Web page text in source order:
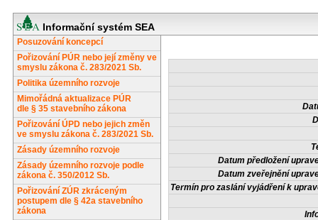
Informační systém SEA
Posuzování koncepcí
Pořizování PÚR nebo její změny ve
smyslu zákona č. 283/2021 Sb.
Politika územního rozvoje
Mimořádná aktualizace PÚR
dle § 35 stavebního zákona
Pořizování ÚPD nebo jejich změn
ve smyslu zákona č. 283/2021 Sb.
Zásady územního rozvoje
Zásady územního rozvoje podle
zákona č. 350/2012 Sb.
Pořizování ZÚR zkráceným
postupem dle § 42a stavebního
zákona
Datum předložení
Datum zveřejnění
Termín pro zaslání vyjádření k